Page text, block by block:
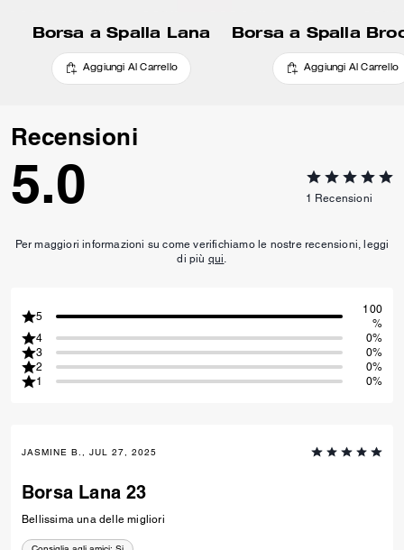
Borsa a Spalla Lana
Aggiungi Al Carrello Aggiungi Al Carrello
Recensioni
5.0 1 Recensioni
Per maggiori informazioni su come verifichiamo le nostre recensioni, leggi
di più qui
5
100
%
4
0%
3
0%
2
0%
1
0%
JASMINE B., JUL 27, 2025
Borsa Lana 23
Bellissima una delle migliori